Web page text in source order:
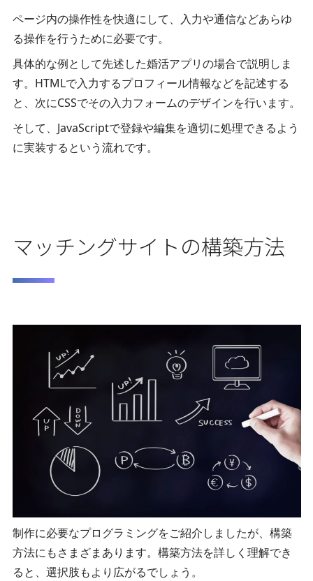
ページ内の操作性を快適にして、入力や通信などあらゆ
る操作を行うために必要です。
具体的な例として先述した婚活アプリの場合で説明しま
す。HTMLで入力するプロフィール情報などを記述する
と、次にCSSでその入力フォームのデザインを行います。
そして、JavaScriptで登録や編集を適切に処理できるよう
に実装するという流れです。
マッチングサイトの構築方法
制作に必要なプログラミングをご紹介しましたが、構築
方法にもさまざまあります。構築方法を詳しく理解でき
ると、選択肢もより広がるでしょう。